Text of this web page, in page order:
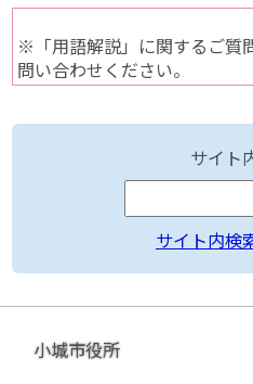
※「用語解説」に関するご質
問い合わせください。
サイト
サイト内検
小城市役所